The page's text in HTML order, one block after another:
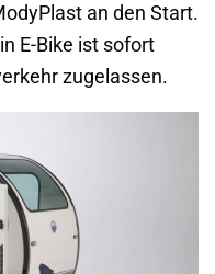
an den Start.
E-Bike ist sofort
zugelassen.